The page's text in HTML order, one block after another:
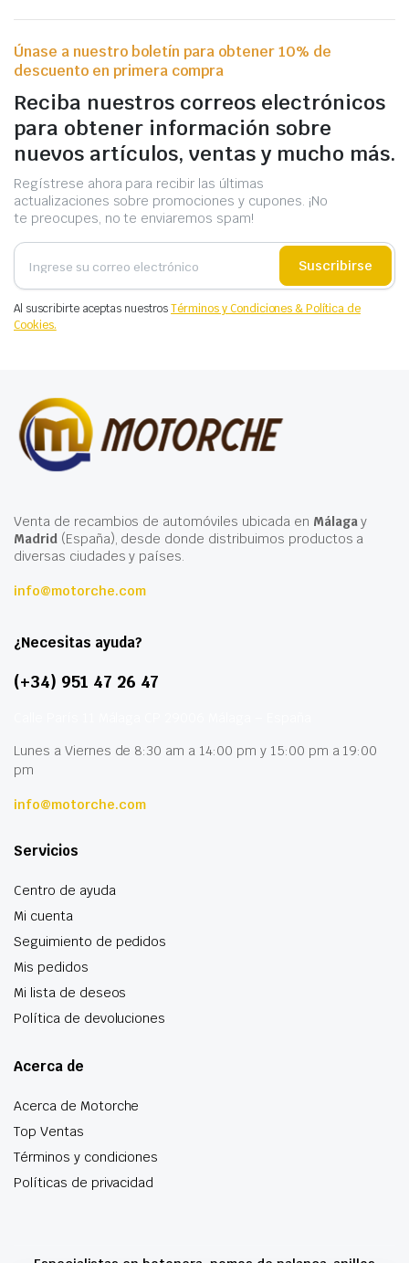
Únase a nuestro boletín para obtener 10% de
descuento en primera compra
Reciba nuestros correos electrónicos
para obtener información sobre
nuevos artículos, ventas y mucho más.
Regístrese ahora para recibir las últimas
actualizaciones sobre promociones y cupones. ¡No
te preocupes, no te enviaremos spam!
Suscribirse
Al suscribirte aceptas nuestrosTérminos y Condiciones & Política de
Cookies.
Venta de recambios de automóviles ubicada en Málagay
Madrid(España), desde donde distribuimos productos a
diversas ciudades y países.
info@motorche.com
¿Necesitas ayuda?
(+34) 951 47 26 47
Lunes a Viernes de 8:30 am a 14:00 pm y 15:00 pm a 19:00
pm
info@motorche.com
Servicios
Centro de ayuda
Mi cuenta
Seguimiento de pedidos
Mis pedidos
Mi lista de deseos
Política de devoluciones
Acerca de
Acerca de Motorche
Top Ventas
Términos y condiciones
Políticas de privacidad